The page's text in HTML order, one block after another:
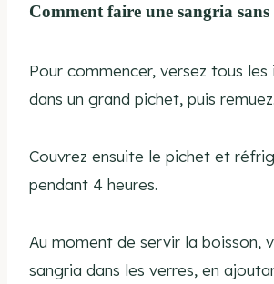
Comment faire une sangria
Pour commencer, versez tous les
dans un grand pichet, puis remuez.
Couvrez ensuite le pichet et
pendant 4 heures.
Au moment de servir la boisson,
sangria dans les verres, en